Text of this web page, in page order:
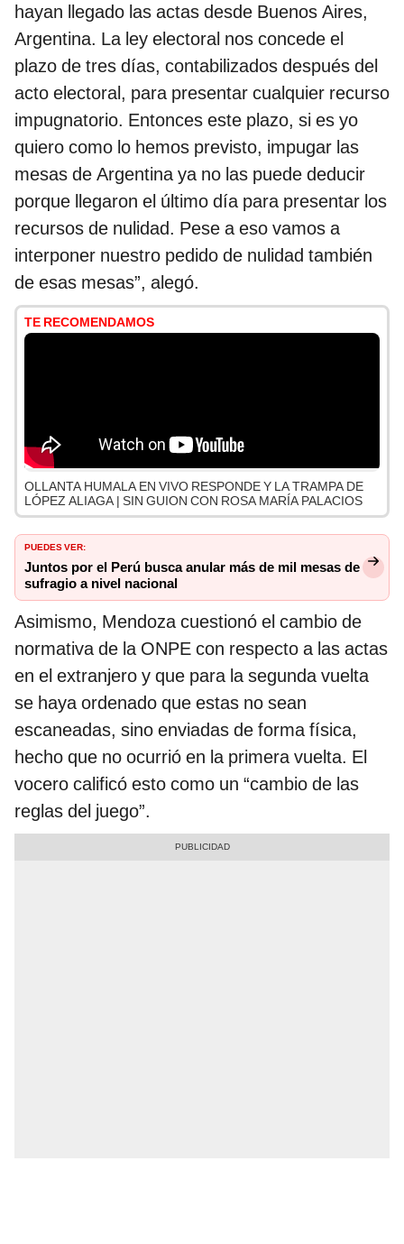
hayan llegado las actas desde Buenos Aires,
Argentina. La ley electoral nos concede el
plazo de tres días, contabilizados después del
acto electoral, para presentar cualquier recurso
impugnatorio. Entonces este plazo, si es yo
quiero como lo hemos previsto, impugar las
mesas de Argentina ya no las puede deducir
porque llegaron el último día para presentar los
recursos de nulidad. Pese a eso vamos a
interponer nuestro pedido de nulidad también
de esas mesas”, alegó.
TE RECOMENDAMOS
OLLANTA HUMALA EN VIVO RESPONDE Y LA TRAMPA DE
LÓPEZ ALIAGA | SIN GUION CON ROSA MARÍA PALACIOS
PUEDES VER:
Juntos por el Perú busca anular más de mil mesas de
sufragio a nivel nacional
Asimismo, Mendoza cuestionó el cambio de
normativa de la ONPE con respecto a las actas
en el extranjero y que para la segunda vuelta
se haya ordenado que estas no sean
escaneadas, sino enviadas de forma física,
hecho que no ocurrió en la primera vuelta. El
vocero calificó esto como un “cambio de las
reglas del juego”.